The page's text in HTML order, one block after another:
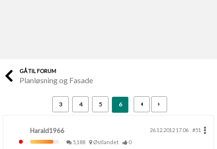
Finn håndverkere
Skaff dokumentasjon som mangler
GÅ TIL FORUM
Planløsning og Fasade
3 4 5 6
Harald1966 26.12.2012 17.06
#51
5,188
Østlandet 0